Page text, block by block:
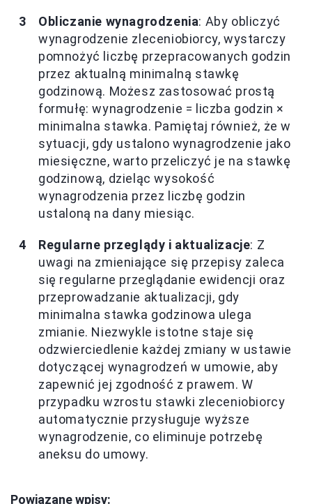
Obliczanie wynagrodzenia: Aby obliczyć
wynagrodzenie zleceniobiorcy, wystarczy
pomnożyć liczbę przepracowanych godzin
przez aktualną minimalną stawkę
godzinową. Możesz zastosować prostą
formułę: wynagrodzenie = liczba godzin ×
minimalna stawka. Pamiętaj również, że w
sytuacji, gdy ustalono wynagrodzenie jako
miesięczne, warto przeliczyć je na stawkę
godzinową, dzieląc wysokość
wynagrodzenia przez liczbę godzin
ustaloną na dany miesiąc.
Regularne przeglądy i aktualizacje: Z
uwagi na zmieniające się przepisy zaleca
się regularne przeglądanie ewidencji oraz
przeprowadzanie aktualizacji, gdy
minimalna stawka godzinowa ulega
zmianie. Niezwykle istotne staje się
odzwierciedlenie każdej zmiany w ustawie
dotyczącej wynagrodzeń w umowie, aby
zapewnić jej zgodność z prawem. W
przypadku wzrostu stawki zleceniobiorcy
automatycznie przysługuje wyższe
wynagrodzenie, co eliminuje potrzebę
aneksu do umowy.
Powiązane wpisy: